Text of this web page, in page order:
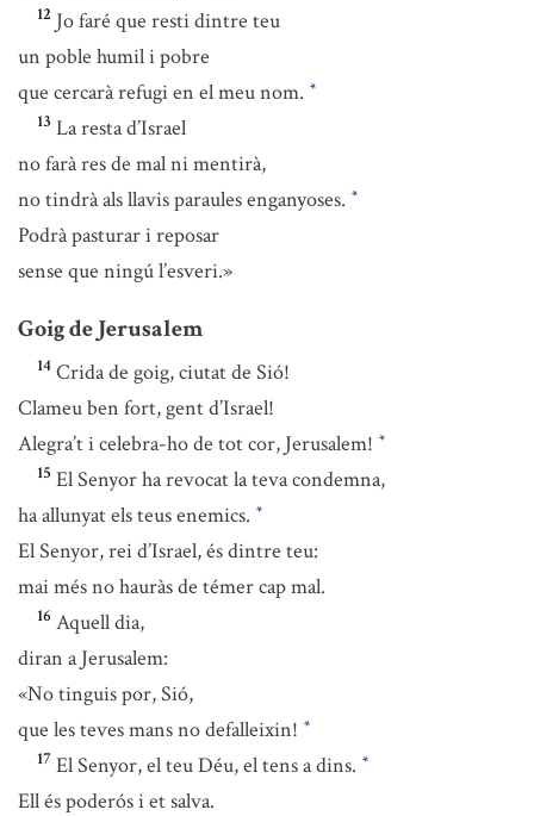
12 Jo faré que resti dintre teu
un poble humil i pobre
que cercarà refugi en el meu nom. *
13 La resta d’Israel
no farà res de mal ni mentirà,
no tindrà als llavis paraules enganyoses. *
Podrà pasturar i reposar
sense que ningú l’esveri.»
Goig de Jerusalem
14 Crida de goig, ciutat de Sió!
Clameu ben fort, gent d’Israel!
Alegra’t i celebra-ho de tot cor, Jerusalem! *
15 El Senyor ha revocat la teva condemna,
ha allunyat els teus enemics. *
El Senyor, rei d’Israel, és dintre teu:
mai més no hauràs de témer cap mal.
16 Aquell dia,
diran a Jerusalem:
«No tinguis por, Sió,
que les teves mans no defalleixin! *
17 El Senyor, el teu Déu, el tens a dins. *
Ell és poderós i et salva.